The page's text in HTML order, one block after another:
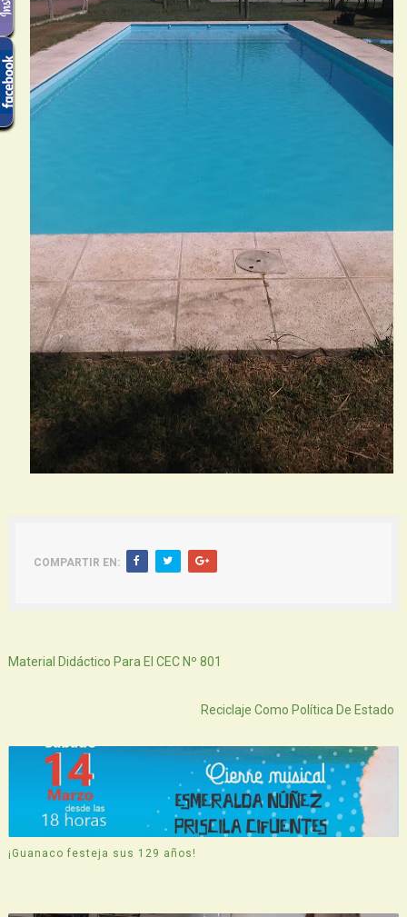
COMPARTIR EN:
Material Didáctico Para El CEC Nº 801
Reciclaje Como Política De Estado
¡Guanaco festeja sus 129 años!